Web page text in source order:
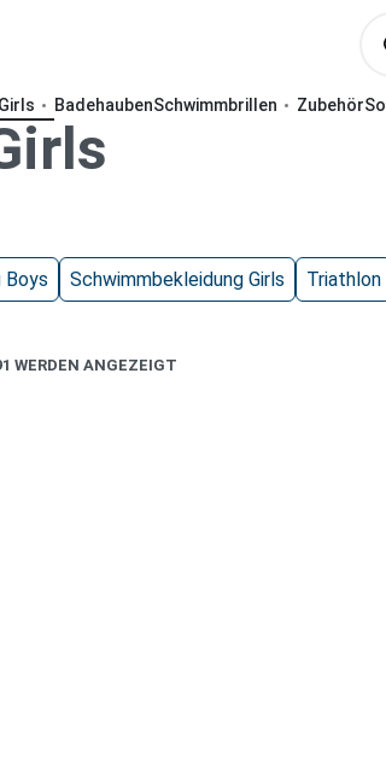
BadehaubenSchwimmbrillen Zubehör
Boys Schwimmbekleidung Girls Triathlon
WERDEN ANGEZEIGT